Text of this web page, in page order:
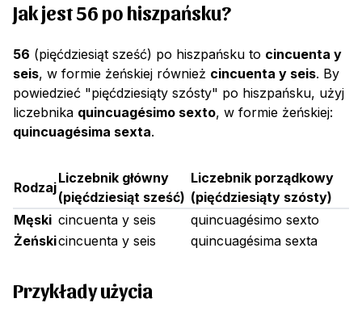
Jak jest 56 po hiszpańsku?
56 (pięćdziesiąt sześć) po hiszpańsku to cincuenta y
seis, w formie żeńskiej również cincuenta y seis. By
powiedzieć "pięćdziesiąty szósty" po hiszpańsku, użyj
liczebnika quincuagésimo sexto, w formie żeńskiej:
quincuagésima sexta.
Rodzaj
Liczebnik główny
(pięćdziesiąt sześć)
Liczebnik porządkowy
(pięćdziesiąty szósty)
Męski cincuenta y seis
quincuagésimo sexto
Żeńskicincuenta y seis quincuagésima sexta
Przykłady użycia